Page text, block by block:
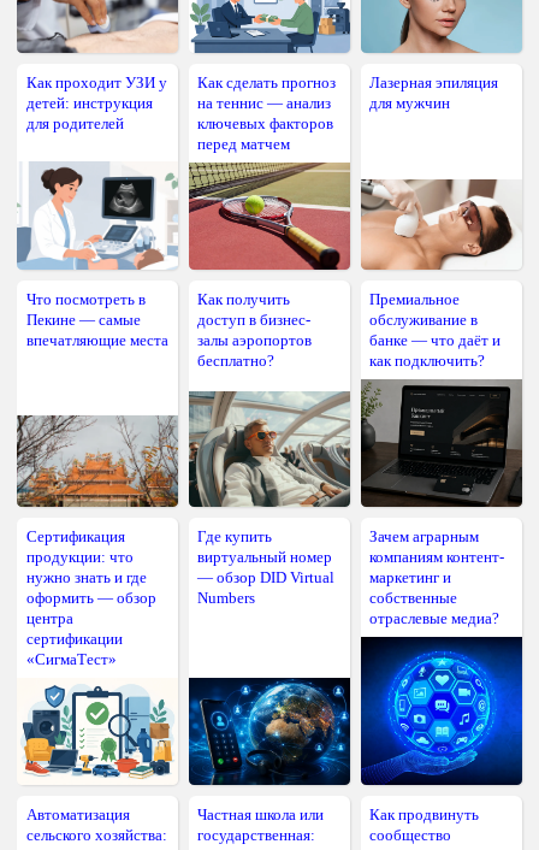
Как проходит УЗИ у
детей: инструкция
для родителей
Как сделать прогноз
на теннис — анализ
ключевых факторов
перед матчем
Лазерная эпиляция
для мужчин
Что посмотреть в
Пекине — самые
впечатляющие места
Как получить
доступ в бизнес-
залы аэропортов
бесплатно?
Премиальное
обслуживание в
банке — что даёт и
как подключить?
Сертификация
продукции: что
нужно знать и где
оформить — обзор
центра
сертификации
«СигмаТест»
Где купить
виртуальный номер
— обзор DID Virtual
Numbers
Зачем аграрным
компаниям контент-
маркетинг и
собственные
отраслевые медиа?
Автоматизация
сельского хозяйства:
Частная школа или
государственная:
Как продвинуть
сообщество